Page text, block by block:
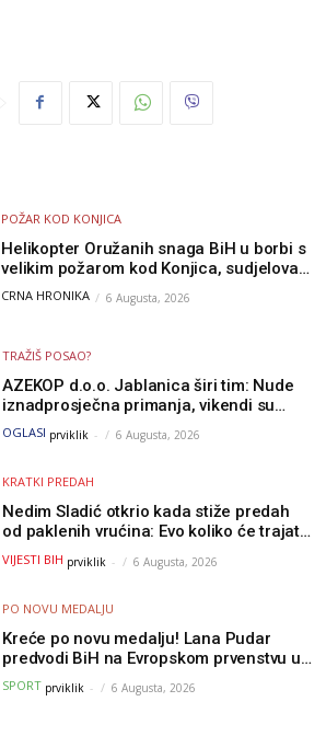
POŽAR KOD KONJICA
Helikopter Oružanih snaga BiH u borbi s
velikim požarom kod Konjica, sudjelovao
i Air Tractor
CRNA HRONIKA 6 Augusta, 2026
TRAŽIŠ POSAO?
AZEKOP d.o.o. Jablanica širi tim: Nude
iznadprosječna primanja, vikendi su
slobodni, traži se više radnika
OGLASI prviklik - 6 Augusta, 2026
KRATKI PREDAH
Nedim Sladić otkrio kada stiže predah
od paklenih vrućina: Evo koliko će trajati
osvježenje u BiH
VIJESTI BIH prviklik - 6 Augusta, 2026
PO NOVU MEDALJU
Kreće po novu medalju! Lana Pudar
predvodi BiH na Evropskom prvenstvu u
Parizu
SPORT prviklik - 6 Augusta, 2026